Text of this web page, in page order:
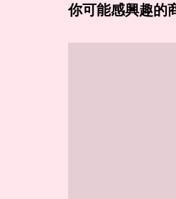
你可能感興趣的